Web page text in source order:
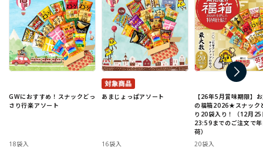
GWにおすすめ！スナックどっ
さり行楽アソート
18袋入
あまじょっぱアソート
16袋入
【26年5月賞味期限】
の福箱2026★スナック
り20袋入り！（12月25
23:59までのご注文で
荷）
20袋入